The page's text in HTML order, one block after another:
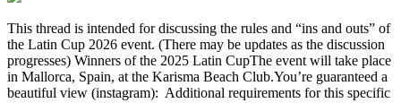
This thread is intended for discussing the rules and “ins and outs” of
the Latin Cup 2026 event. (There may be updates as the discussion
progresses) Winners of the 2025 Latin CupThe event will take place
in Mallorca, Spain, at the Karisma Beach Club.You’re guaranteed a
beautiful view (instagram): Additional requirements for this specific